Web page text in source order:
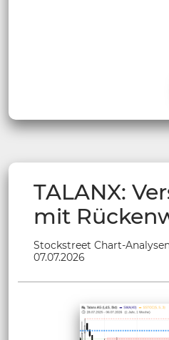
TALANX:
mit
Stockstreet Chart-
07.07.2026